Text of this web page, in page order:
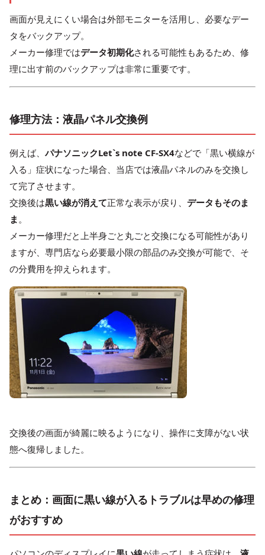
画面が見えにくい場合は外部モニターを活用し、必要なデー
タをバックアップ。
メーカー修理ではデータ初期化される可能性もあるため、修
理に出す前のバックアップは非常に重要です。
修理方法：液晶パネル交換例
例えば、 パナソニックLet`s note CF-SX4などで「黒い横線が
入る」症状になった場合、当店では液晶パネルのみを交換し
て完了させます。
交換後は黒い線が消えて正常な表示が戻り、 データもそのま
ま。
メーカー修理だと上半身ごと丸ごと交換になる可能性があり
ますが、専門店なら必要最小限の部品のみ交換が可能で、そ
の分費用を抑えられます。
交換後の画面が綺麗に映るようになり、操作に支障がない状
態へ復帰しました。
まとめ：画面に黒い線が入るトラブルは早めの修理
がおすすめ